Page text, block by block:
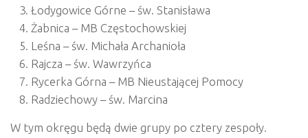
Łodygowice Górne – św. Stanisława
Żabnica – MB Częstochowskiej
Leśna – św. Michała Archanioła
Rajcza – św. Wawrzyńca
Rycerka Górna – MB Nieustającej Pomocy
Radziechowy – św. Marcina
W tym okręgu będą dwie grupy po cztery zespoły.